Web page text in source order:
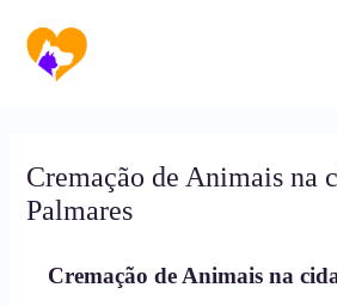
para
conteúdo
Cremação de Animais na
Palmares
Cremação de Animais na